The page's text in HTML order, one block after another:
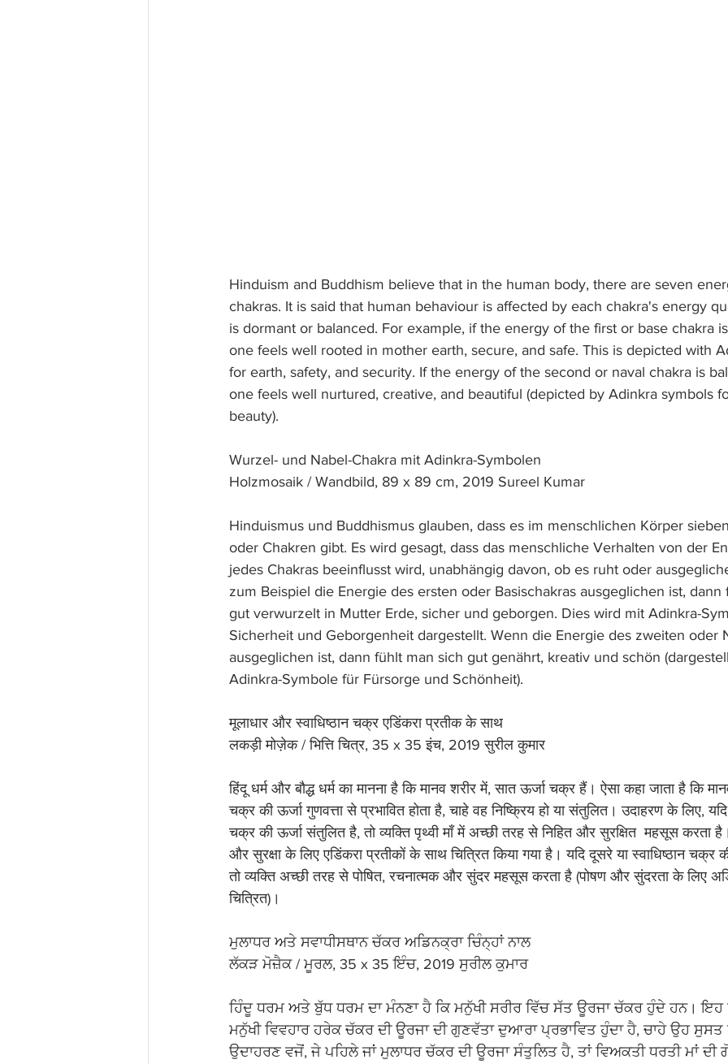
Hinduism and Buddhism believe that in the human body, there are seven
chakras. It is said that human behaviour is affected by each chakra's energy
is dormant or balanced. For example, if the energy of the first or base chakra
one feels well rooted in mother earth, secure, and safe. This is depicted with
for earth, safety, and security. If the energy of the second or naval chakra is
one feels well nurtured, creative, and beautiful (depicted by Adinkra symbols
beauty).
Wurzel- und Nabel-Chakra mit Adinkra-Symbolen
Holzmosaik / Wandbild, 89 x 89 cm, 2019 Sureel Kumar
Hinduismus und Buddhismus glauben, dass es im menschlichen Körper
oder Chakren gibt. Es wird gesagt, dass das menschliche Verhalten von der
jedes Chakras beeinflusst wird, unabhängig davon, ob es ruht oder
zum Beispiel die Energie des ersten oder Basischakras ausgeglichen ist, dann
gut verwurzelt in Mutter Erde, sicher und geborgen. Dies wird mit Adinkra-
Sicherheit und Geborgenheit dargestellt. Wenn die Energie des zweiten oder
ausgeglichen ist, dann fühlt man sich gut genährt, kreativ und schön
Adinkra-Symbole für Fürsorge und Schönheit).
मूलाधार और स्वाधिष्ठान चक्र एडिंकरा प्रतीक के साथ
लकड़ी मोज़ेक / भित्ति चित्र, 35 x 35 इंच, 2019 सुरील कुमार
हिंदू धर्म और बौद्ध धर्म का मानना है कि मानव शरीर में, सात ऊर्जा चक्र हैं। ऐसा कहा जाता है कि
चक्र की ऊर्जा गुणवत्ता से प्रभावित होता है, चाहे वह निष्क्रिय हो या संतुलित। उदाहरण के लिए,
चक्र की ऊर्जा संतुलित है, तो व्यक्ति पृथ्वी माँ में अच्छी तरह से निहित और सुरक्षित  महसूस करता
और सुरक्षा के लिए एडिंकरा प्रतीकों के साथ चित्रित किया गया है। यदि दूसरे या स्वाधिष्ठान चक्र
तो व्यक्ति अच्छी तरह से पोषित, रचनात्मक और सुंदर महसूस करता है (पोषण और सुंदरता के लिए
चित्रित)।
ਮੁਲਾਧਰ ਅਤੇ ਸਵਾਧੀਸਥਾਨ ਚੱਕਰ ਅਡਿਨਕ੍ਰਾ ਚਿੰਨ੍ਹਾਂ ਨਾਲ
ਲੱਕੜ ਮੋਜ਼ੈਕ / ਮੂਰਲ, 35 x 35 ਇੰਚ, 2019 ਸੁਰੀਲ ਕੁਮਾਰ
ਹਿੰਦੂ ਧਰਮ ਅਤੇ ਬੁੱਧ ਧਰਮ ਦਾ ਮੰਨਣਾ ਹੈ ਕਿ ਮਨੁੱਖੀ ਸਰੀਰ ਵਿੱਚ ਸੱਤ ਊਰਜਾ ਚੱਕਰ ਹੁੰਦੇ ਹਨ। ਇਹ
ਮਨੁੱਖੀ ਵਿਵਹਾਰ ਹਰੇਕ ਚੱਕਰ ਦੀ ਊਰਜਾ ਦੀ ਗੁਣਵੱਤਾ ਦੁਆਰਾ ਪ੍ਰਭਾਵਿਤ ਹੁੰਦਾ ਹੈ, ਚਾਹੇ ਉਹ ਸੁਸਤ
ਉਦਾਹਰਣ ਵਜੋਂ, ਜੇ ਪਹਿਲੇ ਜਾਂ ਮੁਲਾਧਰ ਚੱਕਰ ਦੀ ਊਰਜਾ ਸੰਤੁਲਿਤ ਹੈ, ਤਾਂ ਵਿਅਕਤੀ ਧਰਤੀ ਮਾਂ ਦੀ